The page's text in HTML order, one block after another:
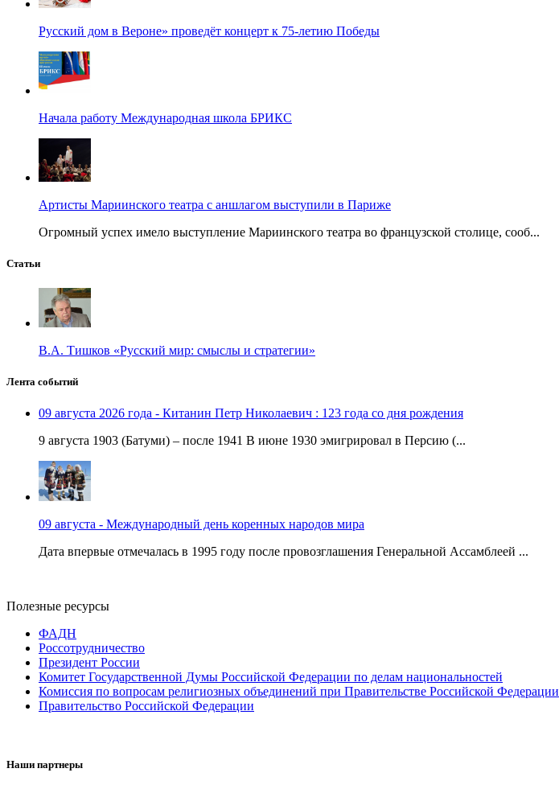
Русский дом в Вероне» проведёт концерт к 75-летию Победы
Начала работу Международная школа БРИКС
Артисты Мариинского театра с аншлагом выступили в Париже
Огромный успех имело выступление Мариинского театра во французской столице, сооб...
Статьи
В.А. Тишков «Русский мир: смыслы и стратегии»
Лента событий
09 августа 2026 года - Китанин Петр Николаевич : 123 года со дня рождения
9 августа 1903 (Батуми) – после 1941 В июне 1930 эмигрировал в Персию (...
09 августа - Международный день коренных народов мира
Дата впервые отмечалась в 1995 году после провозглашения Генеральной Ассамблеей ...
Полезные ресурсы
ФАДН
Россотрудничество
Президент России
Комитет Государственной Думы Российской Федерации по делам национальностей
Комиссия по вопросам религиозных объединений при Правительстве Российской Федерации
Правительство Российской Федерации
Наши партнеры